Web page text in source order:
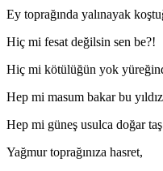
Ey toprağında yalınayak
Hiç mi fesat değilsin sen be?!
Hiç mi kötülüğün yok
Hep mi masum bakar bu
Hep mi güneş usulca doğar taş
Yağmur toprağınıza hasret,